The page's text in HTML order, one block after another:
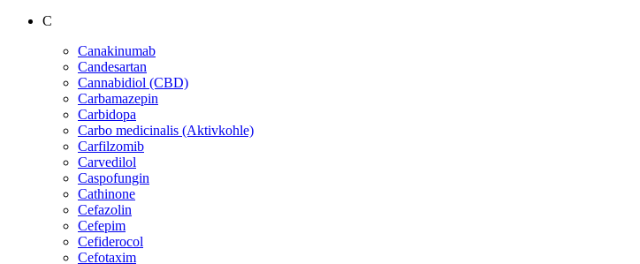
C
Canakinumab
Candesartan
Cannabidiol (CBD)
Carbamazepin
Carbidopa
Carbo medicinalis (Aktivkohle)
Carfilzomib
Carvedilol
Caspofungin
Cathinone
Cefazolin
Cefepim
Cefiderocol
Cefotaxim